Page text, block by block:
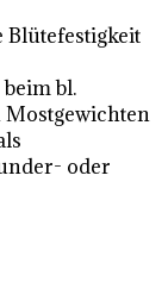
Blütefestigkeit
bl.
Mostgewichten
oder